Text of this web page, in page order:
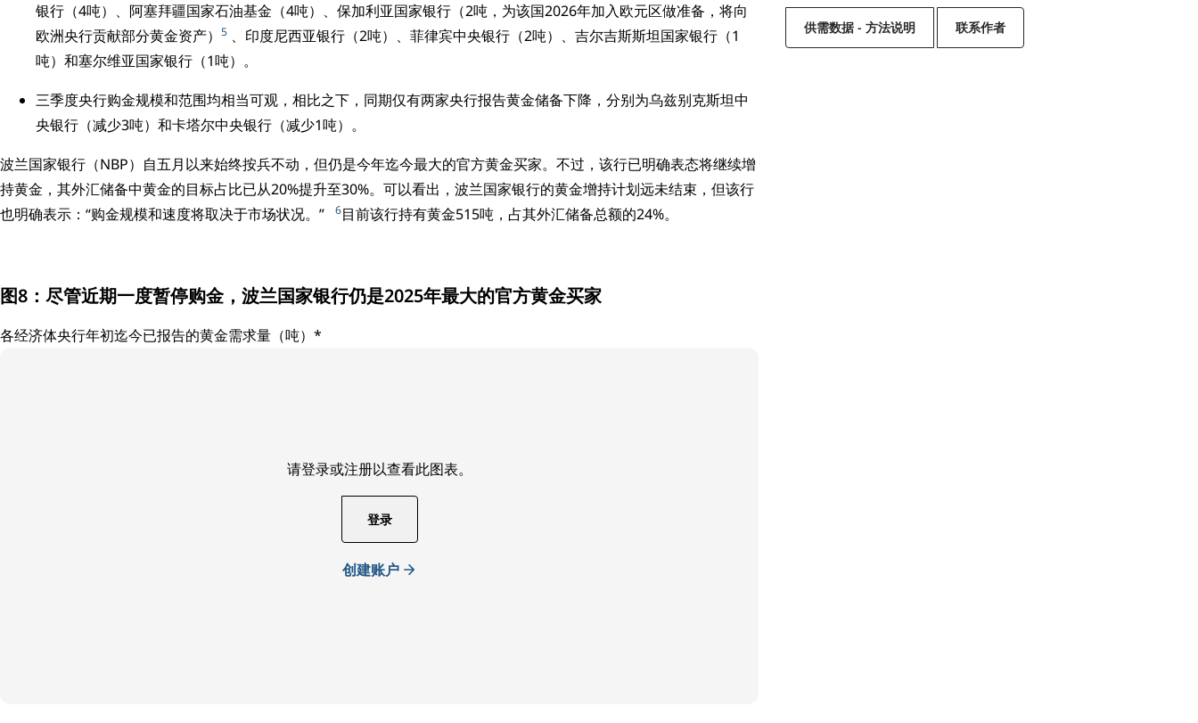
供需数据 - 方法说明 联系作者
银行（4吨）、阿塞拜疆国家石油基金（4吨）、保加利亚国家银行（2吨，为该国2026年加入欧元区做准备，将向
欧洲央行贡献部分黄金资产） 5 、印度尼西亚银行（2吨）、菲律宾中央银行（2吨）、吉尔吉斯斯坦国家银行（1
吨）和塞尔维亚国家银行（1吨）。
三季度央行购金规模和范围均相当可观，相比之下，同期仅有两家央行报告黄金储备下降，分别为乌兹别克斯坦中
央银行（减少3吨）和卡塔尔中央银行（减少1吨）。
波兰国家银行（NBP）自五月以来始终按兵不动，但仍是今年迄今最大的官方黄金买家。不过，该行已明确表态将继续增
持黄金，其外汇储备中黄金的目标占比已从20%提升至30%。可以看出，波兰国家银行的黄金增持计划远未结束，但该行
也明确表示：“购金规模和速度将取决于市场状况。”
6目前该行持有黄金515吨，占其外汇储备总额的24%。
图8：尽管近期一度暂停购金，波兰国家银行仍是2025年最大的官方黄金买家
各经济体央行年初迄今已报告的黄金需求量（吨）*
请登录或注册以查看此图表。
登录
创建账户